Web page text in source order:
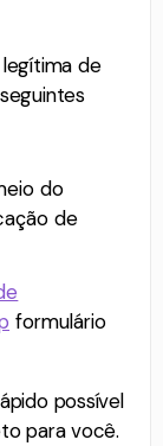
de
do
de
formulário
possível
para você.